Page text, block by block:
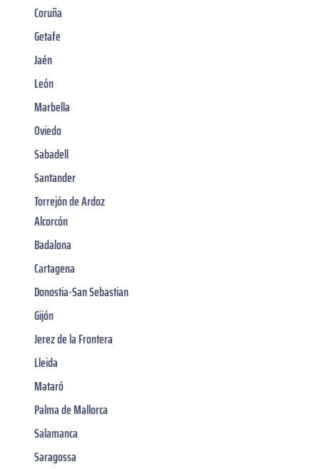
Coruña
Getafe
Jaén
León
Marbella
Oviedo
Sabadell
Santander
Torrejón de Ardoz
Alcorcón
Badalona
Cartagena
Donostia-San Sebastian
Gijón
Jerez de la Frontera
Lleida
Mataró
Palma de Mallorca
Salamanca
Saragossa